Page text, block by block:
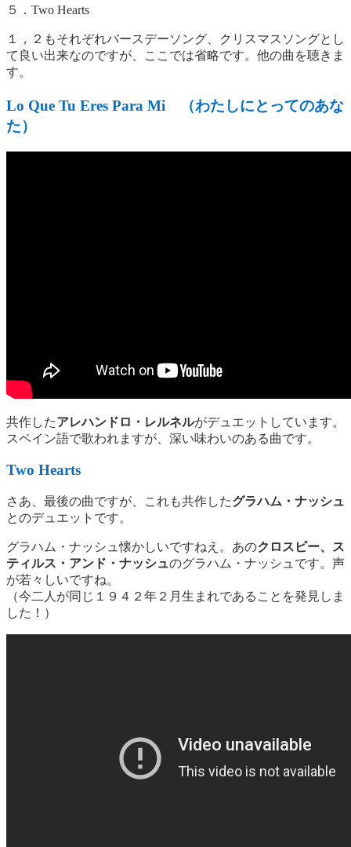
５．Two Hearts
１，２もそれぞれバースデーソング、クリスマスソングとし
て良い出来なのですが、ここでは省略です。他の曲を聴きま
す。
Lo Que Tu Eres Para Mi （わたしにとってのあな
た）
共作したアレハンドロ・レルネルがデュエットしています。
スペイン語で歌われますが、深い味わいのある曲です。
Two Hearts
さあ、最後の曲ですが、これも共作したグラハム・ナッシュ
とのデュエットです。
グラハム・ナッシュ懐かしいですねえ。あのクロスビー、ス
ティルス・アンド・ナッシュのグラハム・ナッシュです。声
が若々しいですね。
（今二人が同じ１９４２年２月生まれであることを発見しま
した！）